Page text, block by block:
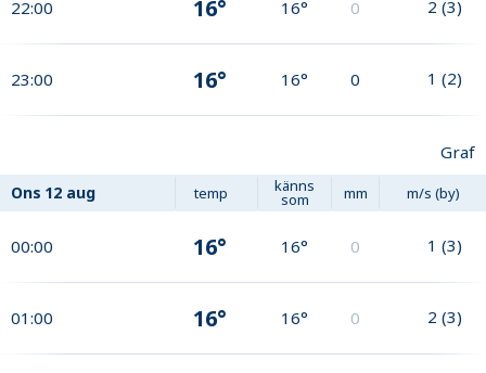
22:00 16° 16° 0 2 (3)
23:00 16° 16° 0 1 (2)
Graf
Ons 12 aug temp känns
som mm m/s (by)
00:00 16° 16° 0 1 (3)
01:00 16° 16° 0 2 (3)